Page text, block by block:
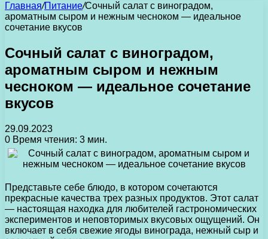
Главная/Питание/Сочный салат с виноградом,
ароматным сыром и нежным чесноком — идеальное
сочетание вкусов
Сочный салат с виноградом,
ароматным сыром и нежным
чесноком — идеальное сочетание
вкусов
29.09.2023
0 Время чтения: 3 мин.
Представьте себе блюдо, в котором сочетаются
прекрасные качества трех разных продуктов. Этот салат
— настоящая находка для любителей гастрономических
экспериментов и неповторимых вкусовых ощущений. Он
включает в себя свежие ягоды винограда, нежный сыр и